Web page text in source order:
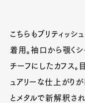
こちらもブリティッシ
着用。袖口から覗く
チーフにしたカフス
ュアリーな仕上がり
とメタルで新解釈され